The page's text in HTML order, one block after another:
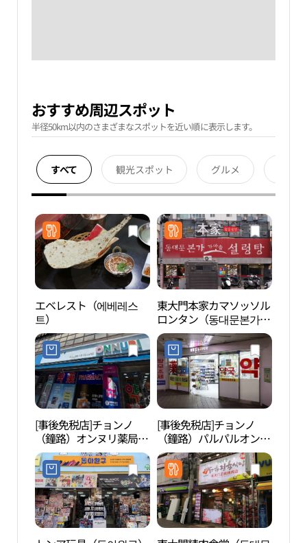
おすすめ周辺スポット
半径50km以内のさまざまなスポットを近い順に表示します。
すべて 観光スポット グルメ
エベレスト（에베레스
트）
東大門本家カマソッソル
ロンタン（동대문본가가
마솥설렁탕）
[事後免税店]チョンノ
（鐘路）オンヌリ薬局
(종로온누리약국)
[事後免税店]チョンノ
（鐘路）パルパルオンヌ
リ薬局(종로팔팔온누리
약국)